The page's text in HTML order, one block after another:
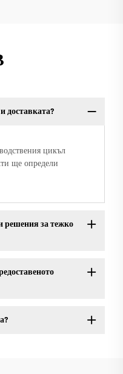
доставката?
цикъл
ще определи
решения за тежко